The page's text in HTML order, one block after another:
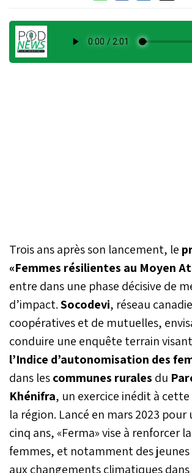
Trois ans après son lancement, le
«Femmes résilientes au Moyen
entre dans une phase décisive de
d’impact.Socodevi, réseau
coopératives et de mutuelles,
conduire une enquête terrain
l’Indice d’autonomisation des
dans lescommunes rurales du
Khénifra, un exercice inédit à
la région. Lancé en mars 2023 pour
cinq ans, «Ferma» vise à renforcer
femmes, et notamment des jeunes
aux changements climatiques